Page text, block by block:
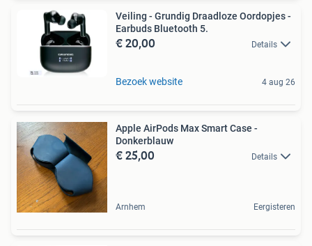
Veiling - Grundig Draadloze Oordopjes -
Earbuds Bluetooth 5.
€ 20,00 Details
Bezoek website 4 aug 26
Apple AirPods Max Smart Case -
Donkerblauw
€ 25,00 Details
Arnhem Eergisteren